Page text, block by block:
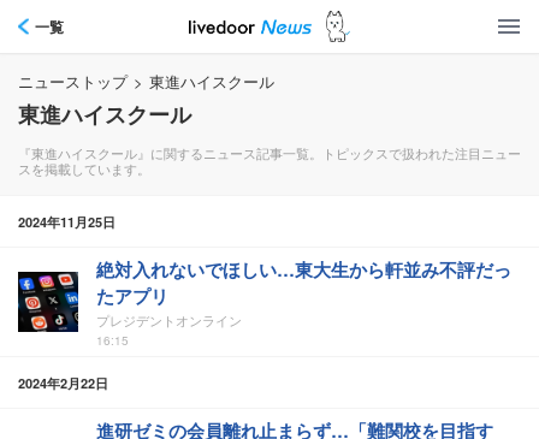
一覧
ニューストップ > 東進ハイスクール
東進ハイスクール
『東進ハイスクール』に関するニュース記事一覧。トピックスで扱われた注目ニュー
スを掲載しています。
2024年11月25日
絶対入れないでほしい…東大生から軒並み不評だっ
たアプリ
プレジデントオンライン
16:15
2024年2月22日
進研ゼミの会員離れ止まらず…「難関校を目指す